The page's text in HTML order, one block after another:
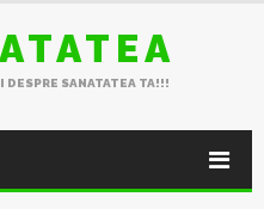
DESPRE SANATATEA TA!!!